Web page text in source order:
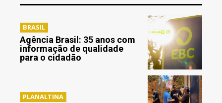
BRASIL
Agência Brasil: 35 anos com
informação de qualidade
para o cidadão
PLANALTINA